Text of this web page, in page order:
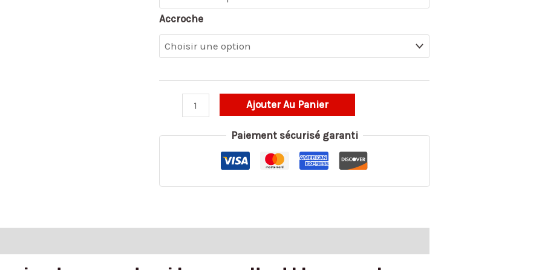
Accroche
Ajouter Au Panier
Paiement sécurisé garanti